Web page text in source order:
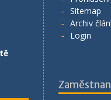
Sitemap
Archiv
Login